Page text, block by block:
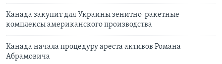
Канада закупит для Украины зенитно-ракетные
комплексы американского производства
Канада начала процедуру ареста активов Романа
Абрамовича